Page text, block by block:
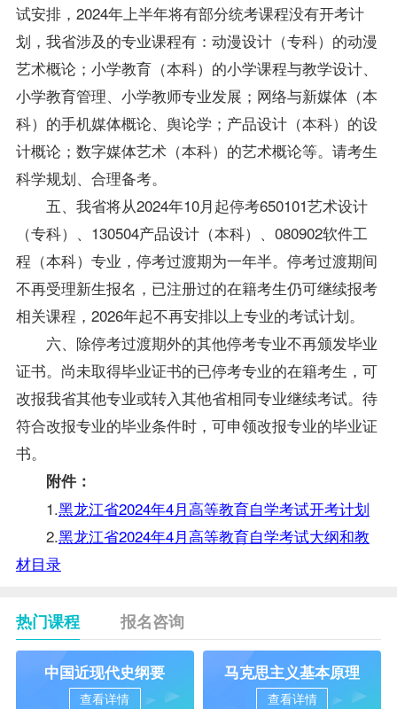
试安排，2024年上半年将有部分统考课程没有开考计
划，我省涉及的专业课程有：动漫设计（专科）的动漫
艺术概论；小学教育（本科）的小学课程与教学设计、
小学教育管理、小学教师专业发展；网络与新媒体（本
科）的手机媒体概论、舆论学；产品设计（本科）的设
计概论；数字媒体艺术（本科）的艺术概论等。请考生
科学规划、合理备考。
五、我省将从2024年10月起停考650101艺术设计
（专科）、130504产品设计（本科）、080902软件工
程（本科）专业，停考过渡期为一年半。停考过渡期间
不再受理新生报名，已注册过的在籍考生仍可继续报考
相关课程，2026年起不再安排以上专业的考试计划。
六、除停考过渡期外的其他停考专业不再颁发毕业
证书。尚未取得毕业证书的已停考专业的在籍考生，可
改报我省其他专业或转入其他省相同专业继续考试。待
符合改报专业的毕业条件时，可申领改报专业的毕业证
书。
附件：
1.黑龙江省2024年4月高等教育自学考试开考计划
2.黑龙江省2024年4月高等教育自学考试大纲和教
材目录
热门课程 报名咨询
中国近现代史纲要
查看详情
马克思主义基本原理
查看详情